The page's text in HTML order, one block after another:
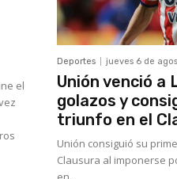
el
Deportes jueves 6 de
Unión venció a
golazos y
triunfo en el
Unión consiguió su
Clausura al imponerse